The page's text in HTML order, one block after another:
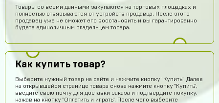
Товары со всеми данными закупаются на торговых площадках и
полностью отвязываются от устройств продавца. После этого
продавец уже не сможет его восстановить и вы гарантированно
будете единоличным владельцем товара.
Как купить товар?
Выберите нужный товар на сайте и нажмите кнопку "Купить". Далее
на открывшейся странице товара снова нажмите кнопку "Купить",
введите свою почту для доставки заказа и подтвердите покупку,
нажав на кнопку "Оплатить и играть". После чего выберите